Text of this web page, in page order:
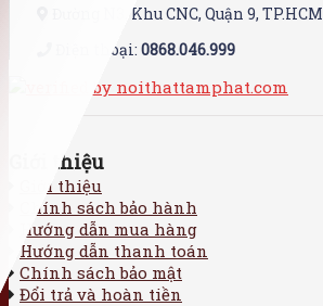
Đường N3, Khu CNC, Quận 9, TP.HCM
Điện thoại: 0868.046.999
Giới thiệu
Giới thiệu
Chính sách bảo hành
Hướng dẫn mua hàng
Hướng dẫn thanh toán
Chính sách bảo mật
Đổi trả và hoàn tiền